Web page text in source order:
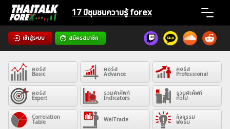
Skip
content
17 ปีชุมชนความรู้ forex
เข้าสู่ระบบ สมัครสมาชิก
Home
News
Articles
คอร์ส
Basic
คอร์ส
Advance
คอร์ส
Professional
คอร์ส
Expert
รวมคำศัพท์
Indicators
รวมคำศัพท์
ทั่วไป
Correlation
Table WelTrade กิจกรรม
ฟอรั่ม